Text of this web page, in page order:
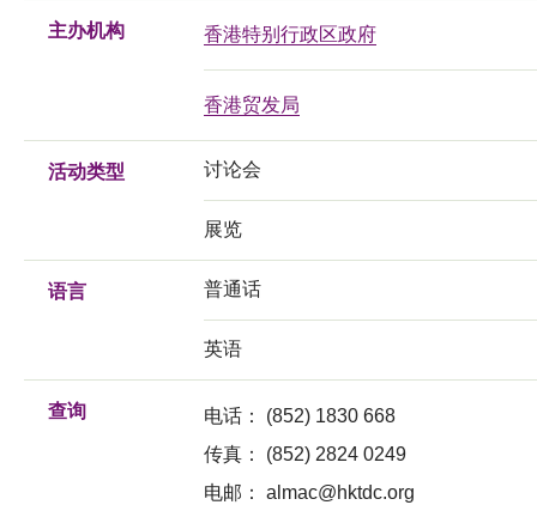
主办机构 香港特别行政区政府
香港贸发局
活动类型 讨论会
展览
语言 普通话
英语
查询 电话：
(852) 1830 668
传真：
(852) 2824 0249
电邮：
almac@hktdc.org